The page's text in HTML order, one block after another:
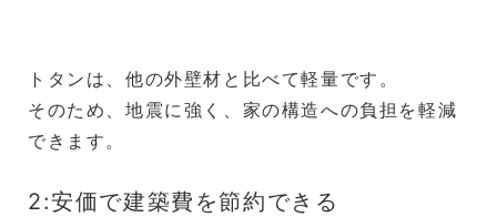
トタンは、他の外壁材と比べて軽量です。
そのため、地震に強く、家の構造への負担を軽減
できます。
2:安価で建築費を節約できる